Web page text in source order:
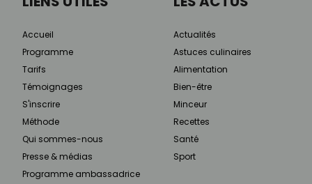
Accueil
Programme
Tarifs
Témoignages
S'inscrire
Méthode
Qui sommes-nous
Presse & médias
Programme ambassadrice
Actualités
Astuces culinaires
Alimentation
Bien-être
Minceur
Recettes
Santé
Sport